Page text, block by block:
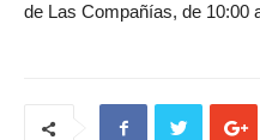
de Las Compañías, de 10:00